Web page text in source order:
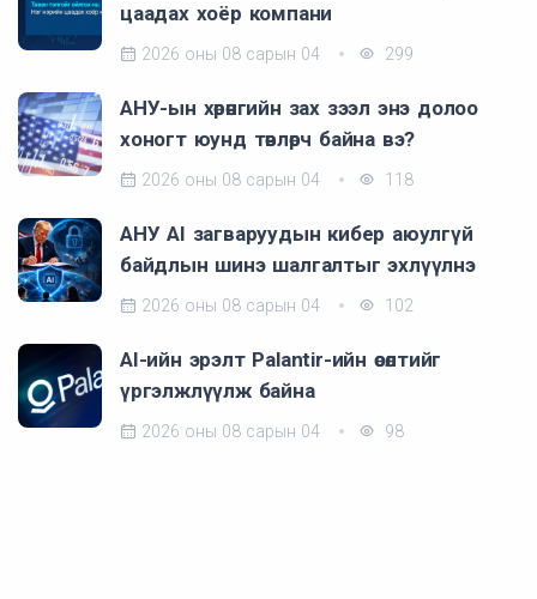
цаадах хоёр компани
2026 оны 08 сарын 04 299
АНУ-ын хөрөнгийн зах зээл энэ долоо
хоногт юунд төвлөрч байна вэ?
2026 оны 08 сарын 04 118
АНУ AI загваруудын кибер аюулгүй
байдлын шинэ шалгалтыг эхлүүлнэ
2026 оны 08 сарын 04 102
AI-ийн эрэлт Palantir-ийн өсөлтийг
үргэлжлүүлж байна
2026 оны 08 сарын 04 98